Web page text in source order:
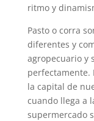
ritmo y
Pasto o corra
diferentes y
agropecuario y
perfectamente.
la capital de
cuando llega a
supermercado